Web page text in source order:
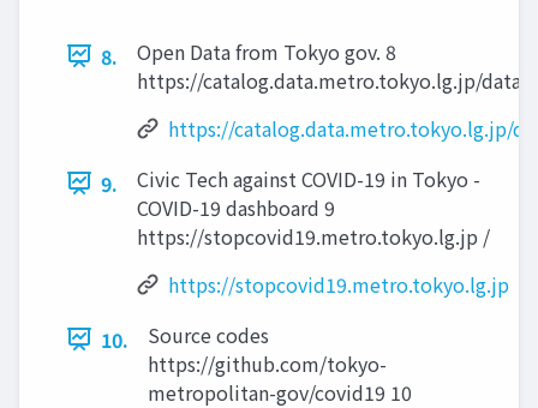
8.
Open Data from Tokyo gov. 8
https://catalog.data.metro.tokyo.lg.jp/
https://catalog.data.metro.tokyo.lg.jp/
9.
Civic Tech against COVID-19 in Tokyo -
COVID-19 dashboard 9
https://stopcovid19.metro.tokyo.lg.jp /
https://stopcovid19.metro.tokyo.lg.jp
10.
Source codes
https://github.com/tokyo-
metropolitan-gov/covid19 10